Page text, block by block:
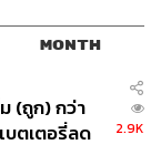
FOMC และ
ในรอบนี้ นับ
งช่วงเวลาใน
พาวเวลล์ได้
MONTH
(ถูก) กว่า
ตเตอรี่ลด
2.9K